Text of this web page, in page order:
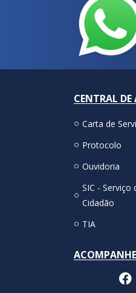
CENTRAL
Carta de
Protocolo
Ouvidoria
SIC -
Cidadão
TIA
ACOMPANHE